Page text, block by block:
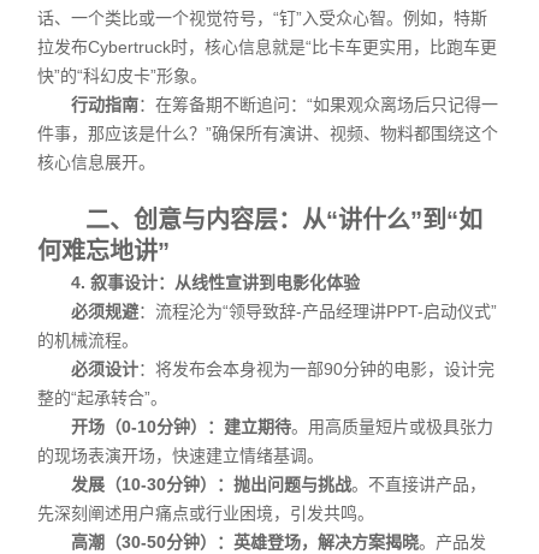
话、一个类比或一个视觉符号，“钉”入受众心智。例如，特斯
拉发布Cybertruck时，核心信息就是“比卡车更实用，比跑车更
快”的“科幻皮卡”形象。
行动指南：在筹备期不断追问：“如果观众离场后只记得一
件事，那应该是什么？”确保所有演讲、视频、物料都围绕这个
核心信息展开。
二、创意与内容层：从“讲什么”到“如
何难忘地讲”
4. 叙事设计：从线性宣讲到电影化体验
必须规避：流程沦为“领导致辞-产品经理讲PPT-启动仪式”
的机械流程。
必须设计：将发布会本身视为一部90分钟的电影，设计完
整的“起承转合”。
开场（0-10分钟）：建立期待。用高质量短片或极具张力
的现场表演开场，快速建立情绪基调。
发展（10-30分钟）：抛出问题与挑战。不直接讲产品，
先深刻阐述用户痛点或行业困境，引发共鸣。
高潮（30-50分钟）：英雄登场，解决方案揭晓。产品发